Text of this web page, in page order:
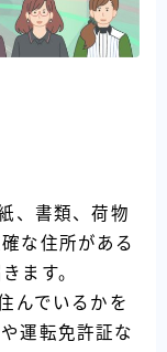
、書類、荷物
な住所がある
ます。
んでいるかを
運転免許証な